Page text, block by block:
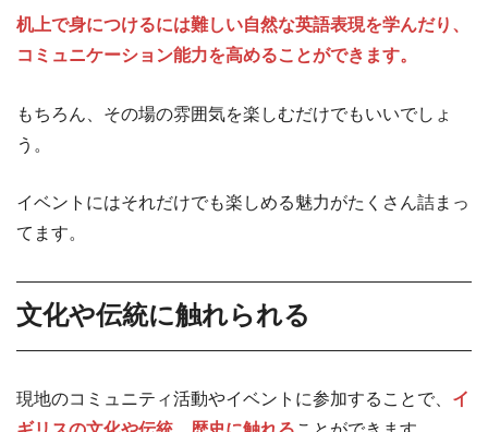
机上で身につけるには難しい自然な英語表現を学んだり、
コミュニケーション能力を高めることができます。
もちろん、その場の雰囲気を楽しむだけでもいいでしょ
う。
イベントにはそれだけでも楽しめる魅力がたくさん詰まっ
てます。
文化や伝統に触れられる
現地のコミュニティ活動やイベントに参加することで、 イ